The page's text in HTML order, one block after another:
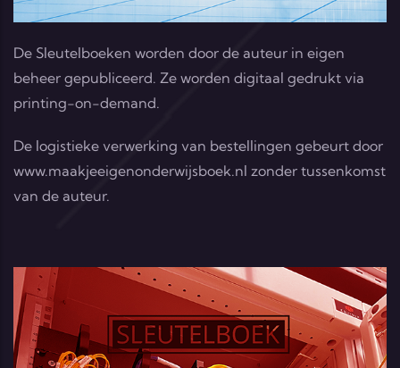
De Sleutelboeken worden door de auteur in eigen
beheer gepubliceerd. Ze worden digitaal gedrukt via
printing-on-demand.
De logistieke verwerking van bestellingen gebeurt door
www.maakjeeigenonderwijsboek.nl zonder tussenkomst
van de auteur.